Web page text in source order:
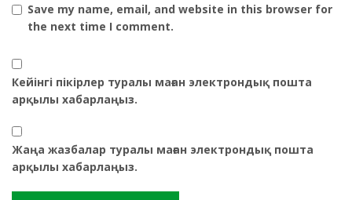
Save my name, email, and website in this browser for
the next time I comment.
Кейінгі пікірлер туралы маған электрондық пошта
арқылы хабарлаңыз.
Жаңа жазбалар туралы маған электрондық пошта
арқылы хабарлаңыз.